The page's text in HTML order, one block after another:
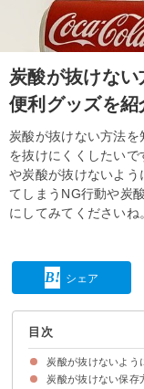
炭酸が抜けな
便利グッズを紹
炭酸が抜けない方法
を抜けにくくしたい
や炭酸が抜けないよ
てしまうNG行動や炭
にしてみてくださいね
シェア
目次
炭酸が抜けないよ
そもそも炭酸が抜
炭酸が抜けない保存